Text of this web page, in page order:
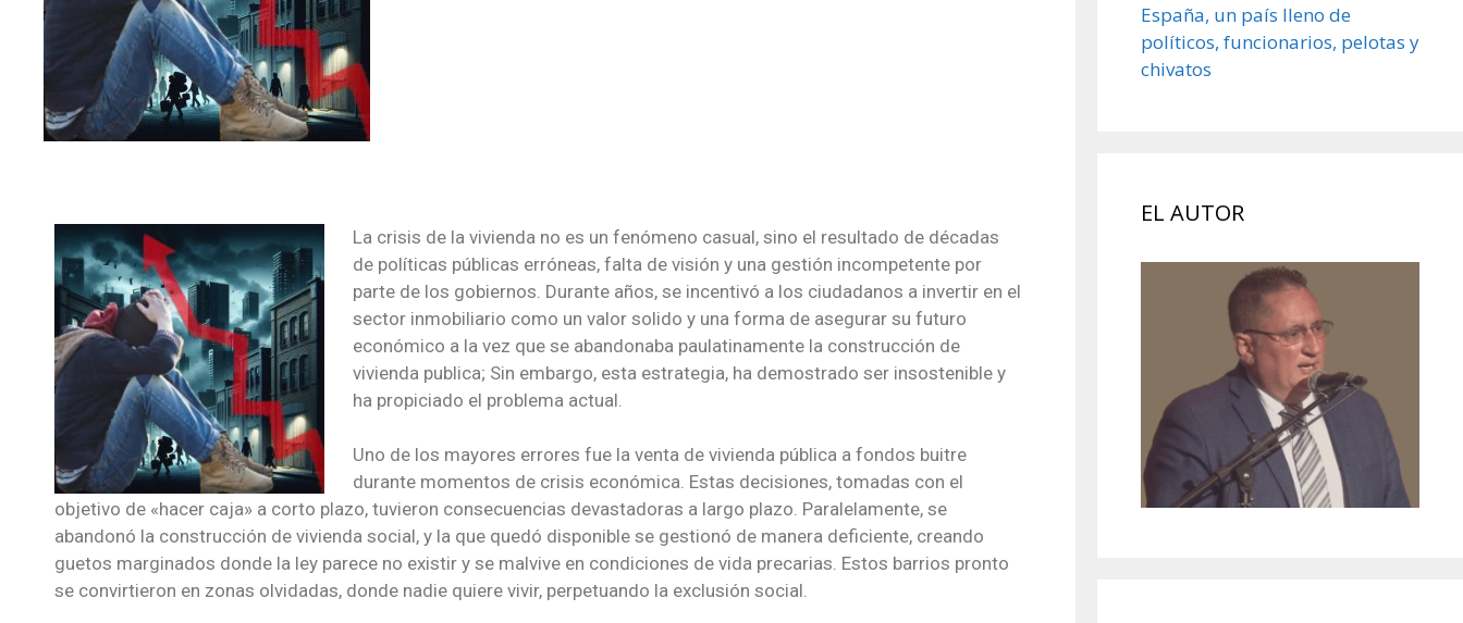
La crisis de la vivienda no es un fenómeno casual, sino el resultado de décadas
de políticas públicas erróneas, falta de visión y una gestión incompetente por
parte de los gobiernos. Durante años, se incentivó a los ciudadanos a invertir en el
sector inmobiliario como un valor solido y una forma de asegurar su futuro
económico a la vez que se abandonaba paulatinamente la construcción de
vivienda publica; Sin embargo, esta estrategia, ha demostrado ser insostenible y
ha propiciado el problema actual.
Uno de los mayores errores fue la venta de vivienda pública a fondos buitre
durante momentos de crisis económica. Estas decisiones, tomadas con el
objetivo de «hacer caja» a corto plazo, tuvieron consecuencias devastadoras a largo plazo. Paralelamente, se
abandonó la construcción de vivienda social, y la que quedó disponible se gestionó de manera deficiente, creando
guetos marginados donde la ley parece no existir y se malvive en condiciones de vida precarias. Estos barrios pronto
se convirtieron en zonas olvidadas, donde nadie quiere vivir, perpetuando la exclusión social.
España, un país lleno de
políticos, funcionarios, pelotas y
chivatos
EL AUTOR